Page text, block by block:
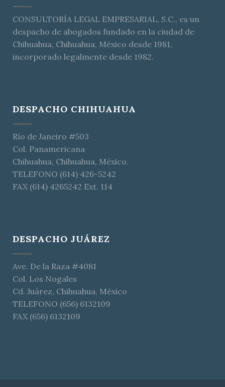
CONSULTORÍA LEGAL EMPRESARIAL, S.C., es un
despacho de abogados fundado en la ciudad de
Chihuahua, Chihuahua, México desde 1981,
incorporado legalmente desde 1982.
DESPACHO CHIHUAHUA
Río de Janeiro #503
Col. Panamericana
Chihuahua, Chihuahua, México.
TELEFONO (614) 426-5242
FAX (614) 4265242 Ext. 114
DESPACHO JUÁREZ
Ave. De la Raza #4081
Col. Los Nogales
Cd. Juárez, Chihuahua, México
TELEFONO (656) 6132109
FAX (656) 6132109